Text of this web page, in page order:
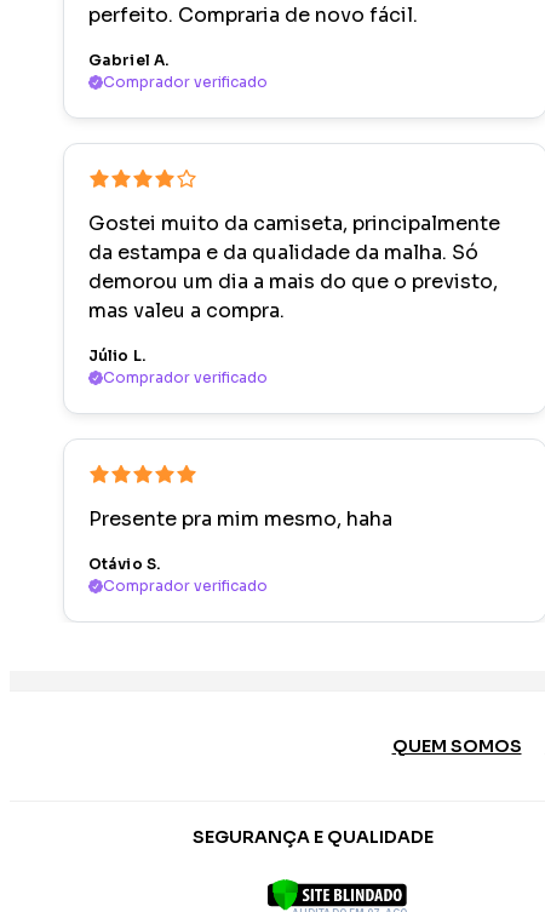
perfeito. Compraria de novo fácil.
Gabriel A.
Comprador verificado
Gostei muito da camiseta, principalmente
da estampa e da qualidade da malha. Só
demorou um dia a mais do que o previsto,
mas valeu a compra.
Júlio L.
Comprador verificado
Presente pra mim mesmo, haha
Otávio S.
Comprador verificado
QUEM SOMOS
SEGURANÇA E QUALIDADE